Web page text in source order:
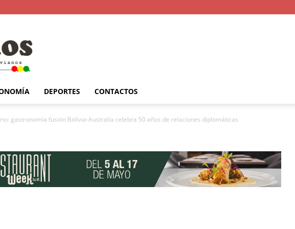
DEPORTES CONTACTOS
gastronomía fusión Bolivia-Australia celebra 50 años de relaciones diplomáticas